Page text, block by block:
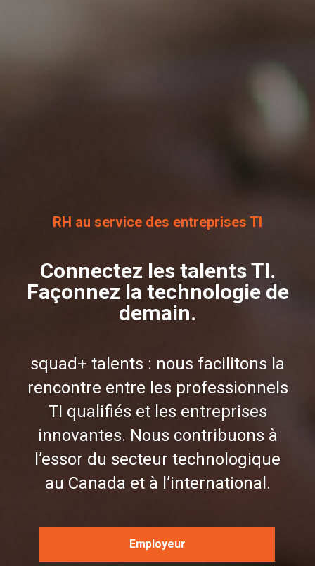
RH au service des entreprises TI
Connectez les talents TI.
Façonnez la technologie de
demain.
squad+ talents : nous facilitons la
rencontre entre les professionnels
TI qualifiés et les entreprises
innovantes. Nous contribuons à
l’essor du secteur technologique
au Canada et à l’international.
Employeur